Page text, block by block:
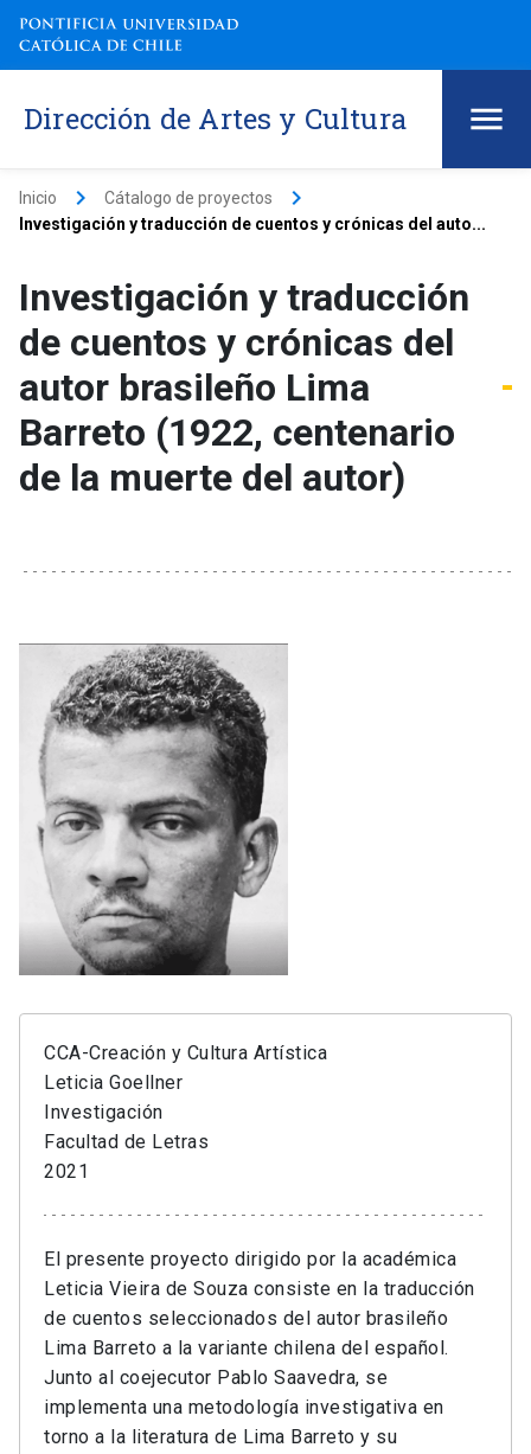
Dirección de Artes y Cultura
Inicio keyboard_arrow_right Cátalogo de proyectos keyboard_arrow_right
Investigación y traducción de cuentos y crónicas del auto...
Investigación y traducción
de cuentos y crónicas del
autor brasileño Lima
Barreto (1922, centenario
de la muerte del autor)
CCA-Creación y Cultura Artística
Leticia Goellner
Investigación
Facultad de Letras
2021
El presente proyecto dirigido por la académica
Leticia Vieira de Souza consiste en la traducción
de cuentos seleccionados del autor brasileño
Lima Barreto a la variante chilena del español.
Junto al coejecutor Pablo Saavedra, se
implementa una metodología investigativa en
torno a la literatura de Lima Barreto y su